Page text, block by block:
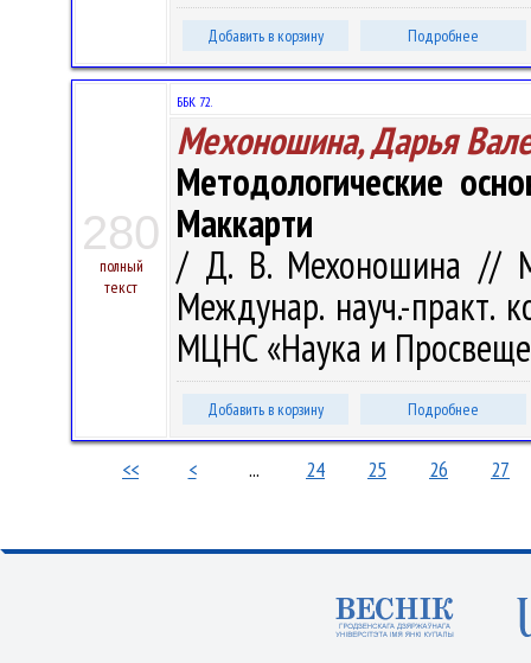
Добавить в корзину Подробнее
280
полный
текст
ББК 72.
Мехоношина, Дарья
Методологические
Маккарти
/ Д. В. Мехоношина //
Междунар. науч.-практ.
МЦНС «Наука и
Добавить в корзину Подробнее
<< < ... 24 25 26 27